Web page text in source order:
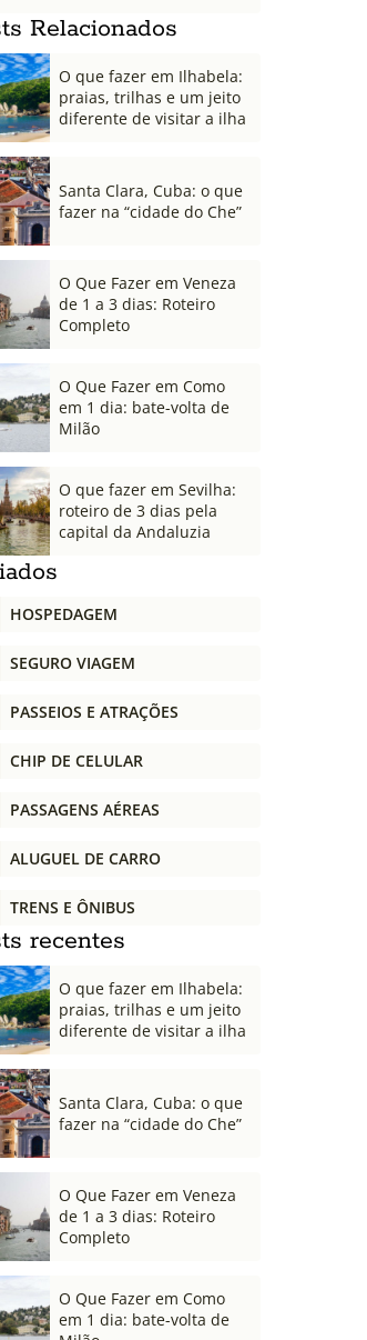
Relacionados
O que fazer em Ilhabela:
praias, trilhas e um jeito
diferente de visitar a ilha
Santa Clara, Cuba: o que
fazer na “cidade do Che”
O Que Fazer em Veneza
de 1 a 3 dias: Roteiro
Completo
O Que Fazer em Como
em 1 dia: bate-volta de
Milão
O que fazer em Sevilha:
roteiro de 3 dias pela
capital da Andaluzia
HOSPEDAGEM
SEGURO VIAGEM
PASSEIOS E ATRAÇÕES
CHIP DE CELULAR
PASSAGENS AÉREAS
ALUGUEL DE CARRO
TRENS E ÔNIBUS
recentes
O que fazer em Ilhabela:
praias, trilhas e um jeito
diferente de visitar a ilha
Santa Clara, Cuba: o que
fazer na “cidade do Che”
O Que Fazer em Veneza
de 1 a 3 dias: Roteiro
Completo
O Que Fazer em Como
em 1 dia: bate-volta de